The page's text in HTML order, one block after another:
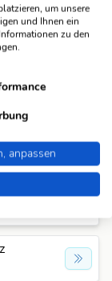
(9)
um unsere
und Ihnen ein
zu den
anpassen